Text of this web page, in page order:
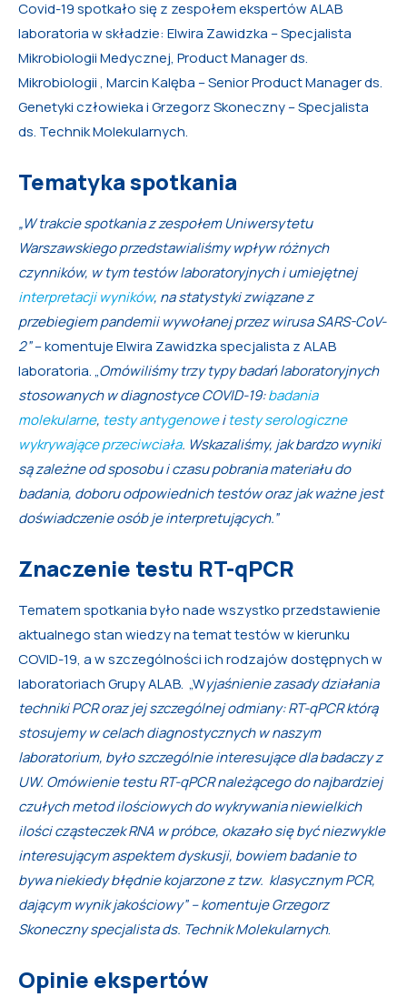
Covid-19 spotkało się z zespołem ekspertów ALAB
laboratoria w składzie: Elwira Zawidzka – Specjalista
Mikrobiologii Medycznej, Product Manager ds.
Mikrobiologii , Marcin Kalęba – Senior Product Manager ds.
Genetyki człowieka i Grzegorz Skoneczny – Specjalista
ds. Technik Molekularnych.
Tematyka spotkania
„W trakcie spotkania z zespołem Uniwersytetu
Warszawskiego przedstawialiśmy wpływ różnych
czynników, w tym testów laboratoryjnych i umiejętnej
interpretacji wyników, na statystyki związane z
przebiegiem pandemii wywołanej przez wirusa SARS-CoV-
2”– komentuje Elwira Zawidzka specjalista z ALAB
laboratoria. „Omówiliśmy trzy typy badań laboratoryjnych
stosowanych w diagnostyce COVID-19:badania
molekularne, testy antygenoweitesty serologiczne
wykrywające przeciwciała. Wskazaliśmy, jak bardzo wyniki
są zależne od sposobu i czasu pobrania materiału do
badania, doboru odpowiednich testów oraz jak ważne jest
doświadczenie osób je interpretujących.”
Znaczenie testu RT-qPCR
Tematem spotkania było nade wszystko przedstawienie
aktualnego stan wiedzy na temat testów w kierunku
COVID-19, a w szczególności ich rodzajów dostępnych w
laboratoriach Grupy ALAB. „Wyjaśnienie zasady działania
techniki PCR oraz jej szczególnej odmiany: RT-qPCR którą
stosujemy w celach diagnostycznych w naszym
laboratorium, było szczególnie interesujące dla badaczy z
UW. Omówienie testu RT-qPCR należącego do najbardziej
czułych metod ilościowych do wykrywania niewielkich
ilości cząsteczek RNA w próbce, okazało się być niezwykle
interesującym aspektem dyskusji, bowiem badanie to
bywa niekiedy błędnie kojarzone z tzw. klasycznym PCR,
dającym wynik jakościowy” – komentuje Grzegorz
Skoneczny specjalista ds. Technik Molekularnych.
Opinie ekspertów